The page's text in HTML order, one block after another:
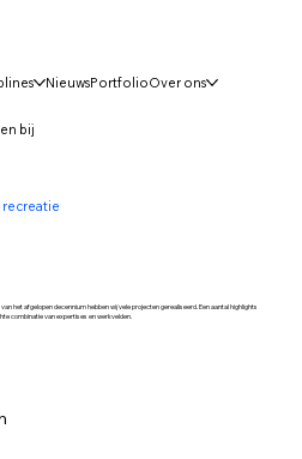
NieuwsPortfolioOver ons
bij
het afgelopen decennium hebben wij vele projecten gerealiseerd. Een aantal highlights
combinatie van expertises en werkvelden.